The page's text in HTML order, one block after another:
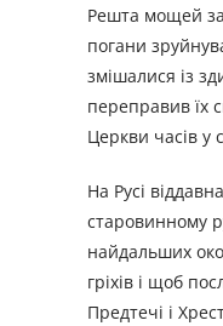
Решта мощей
погани
змішалися із
переправив їх
Церкви часів у
На Русі
старовинному
найдальших
гріхів і щоб
Предтечі і